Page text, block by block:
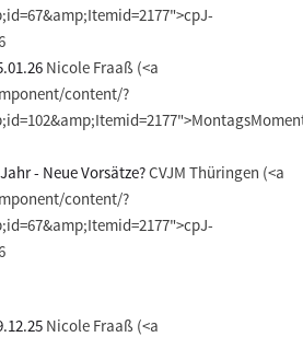
Nicole Fraaß (<a
content/?
- Neue Vorsätze?CVJM Thüringen (<a
content/?
Nicole Fraaß (<a